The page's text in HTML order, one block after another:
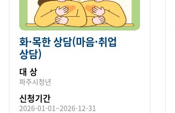
화·목한 상담(마음·취업
상담)
대 상
파주시청년
신청기간
2026-01-01~2026-12-31